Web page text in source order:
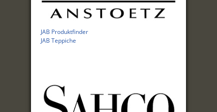
JAB Produktfinder
JAB Teppiche